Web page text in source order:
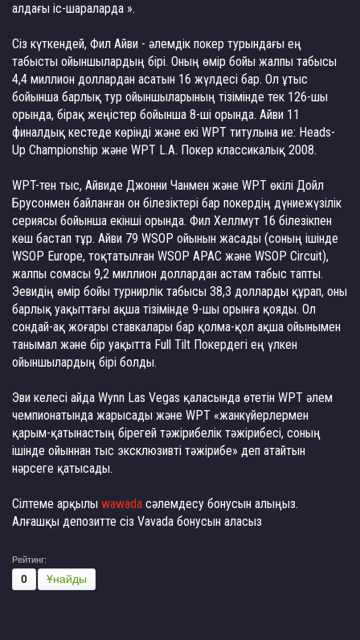
алдағы іс-шараларда ».
Сіз күткендей, Фил Айви - әлемдік покер турындағы ең
табысты ойыншылардың бірі. Оның өмір бойы жалпы табысы
4,4 миллион доллардан асатын 16 жүлдесі бар. Ол ұтыс
бойынша барлық тур ойыншыларының тізімінде тек 126-шы
орында, бірақ жеңістер бойынша 8-ші орында. Айви 11
финалдық кестеде көрінді және екі WPT титулына ие: Heads-
Up Championship және WPT L.A. Покер классикалық 2008.
WPT-тен тыс, Айвиде Джонни Чанмен және WPT өкілі Дойл
Брусонмен байланған он білезіктері бар покердің дүниежүзілік
сериясы бойынша екінші орында. Фил Хеллмут 16 білезікпен
көш бастап тұр. Айви 79 WSOP ойынын жасады (соның ішінде
WSOP Europe, тоқтатылған WSOP APAC және WSOP Circuit),
жалпы сомасы 9,2 миллион доллардан астам табыс тапты.
Эевидің өмір бойы турнирлік табысы 38,3 долларды құрап, оны
барлық уақыттағы ақша тізімінде 9-шы орынға қояды. Ол
сондай-ақ жоғары ставкалары бар қолма-қол ақша ойынымен
танымал және бір уақытта Full Tilt Покердегі ең үлкен
ойыншылардың бірі болды.
Эви келесі айда Wynn Las Vegas қаласында өтетін WPT әлем
чемпионатында жарысады және WPT «жанкүйерлермен
қарым-қатынастың бірегей тәжірибелік тәжірибесі, соның
ішінде ойыннан тыс эксклюзивті тәжірибе» деп атайтын
нәрсеге қатысады.
Сілтеме арқылы wawada сәлемдесу бонусын алыңыз.
Алғашқы депозитте сіз Vavada бонусын аласыз
Рейтинг:
0 Ұнайды